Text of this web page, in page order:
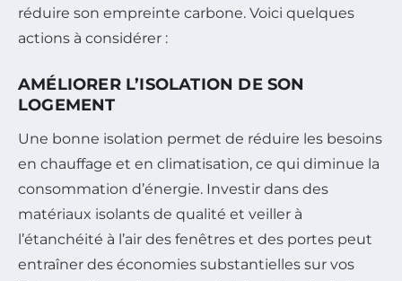
réduire son empreinte carbone. Voici quelques
actions à considérer :
AMÉLIORER L’ISOLATION DE SON
LOGEMENT
Une bonne isolation permet de réduire les besoins
en chauffage et en climatisation, ce qui diminue la
consommation d’énergie. Investir dans des
matériaux isolants de qualité et veiller à
l’étanchéité à l’air des fenêtres et des portes peut
entraîner des économies substantielles sur vos